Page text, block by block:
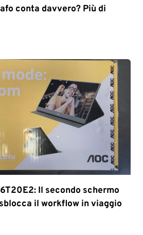
conta davvero? Più di
Il secondo schermo
il workflow in viaggio